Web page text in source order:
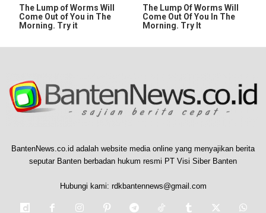
The Lump of Worms Will
Come Out of You in The
Morning. Try it
The Lump Of Worms Will
Come Out Of You In The
Morning. Try It
BantenNews.co.id adalah website media online yang menyajikan berita
seputar Banten berbadan hukum resmi PT Visi Siber Banten
Hubungi kami: rdkbantennews@gmail.com